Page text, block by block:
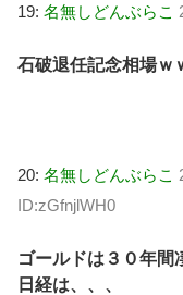
19: 名無しどんぶらこ
石破退任記念相場ｗ
20: 名無しどんぶらこ
ID:zGfnjlWH0
ゴールドは３０年間
日経は、、、